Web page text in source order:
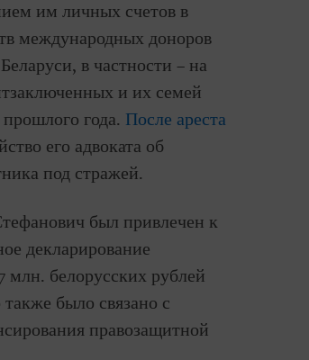
им личных счетов в
международных доноров
в частности – на
и их семей
года. После ареста
его адвоката об
под стражей.
был привлечен к
декларирование
млн. белорусских рублей
было связано с
правозащитной